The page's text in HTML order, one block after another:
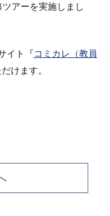
アーを実施しまし
イト『コミカレ（教員
けます。